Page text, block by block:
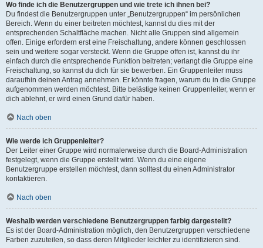
Wo finde ich die Benutzergruppen und wie trete ich ihnen bei?
Du findest die Benutzergruppen unter „Benutzergruppen“ im persönlichen
Bereich. Wenn du einer beitreten möchtest, kannst du dies mit der
entsprechenden Schaltfläche machen. Nicht alle Gruppen sind allgemein
offen. Einige erfordern erst eine Freischaltung, andere können geschlossen
sein und weitere sogar versteckt. Wenn die Gruppe offen ist, kannst du ihr
einfach durch die entsprechende Funktion beitreten; verlangt die Gruppe eine
Freischaltung, so kannst du dich für sie bewerben. Ein Gruppenleiter muss
daraufhin deinen Antrag annehmen. Er könnte fragen, warum du in die Gruppe
aufgenommen werden möchtest. Bitte belästige keinen Gruppenleiter, wenn er
dich ablehnt, er wird einen Grund dafür haben.
Nach oben
Wie werde ich Gruppenleiter?
Der Leiter einer Gruppe wird normalerweise durch die Board-Administration
festgelegt, wenn die Gruppe erstellt wird. Wenn du eine eigene
Benutzergruppe erstellen möchtest, dann solltest du einen Administrator
kontaktieren.
Nach oben
Weshalb werden verschiedene Benutzergruppen farbig dargestellt?
Es ist der Board-Administration möglich, den Benutzergruppen verschiedene
Farben zuzuteilen, so dass deren Mitglieder leichter zu identifizieren sind.